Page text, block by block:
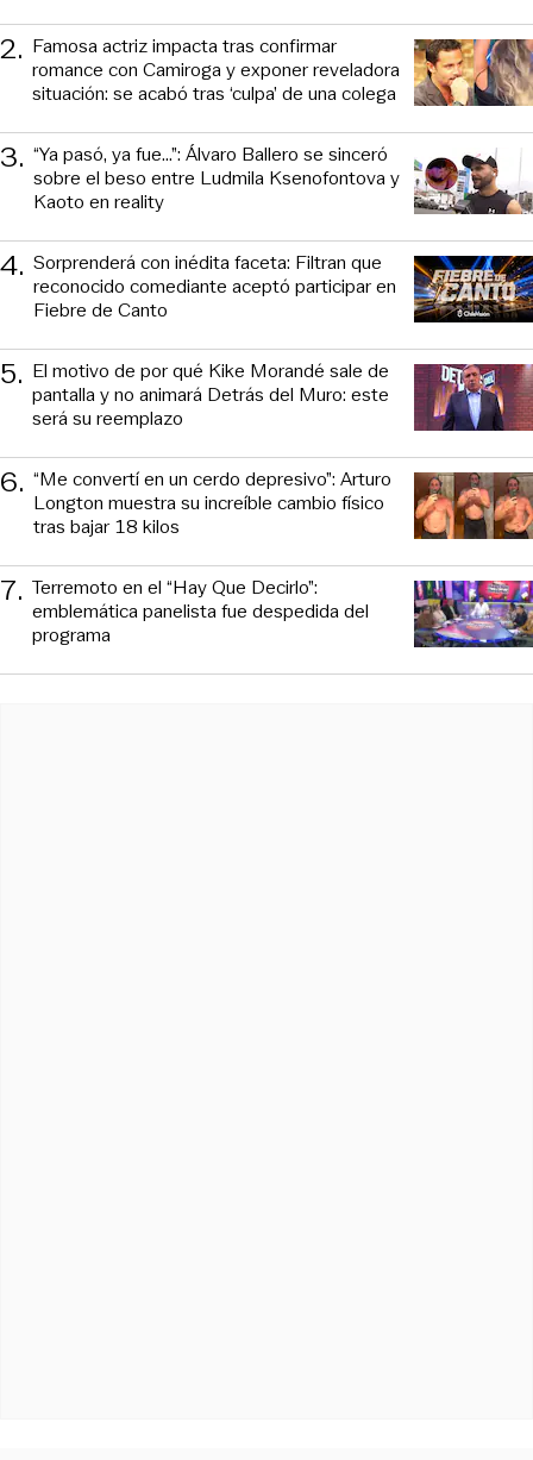
2. Famosa actriz impacta tras confirmar
romance con Camiroga y exponer reveladora
situación: se acabó tras ‘culpa’ de una colega
3. “Ya pasó, ya fue...”: Álvaro Ballero se sinceró
sobre el beso entre Ludmila Ksenofontova y
Kaoto en reality
4. Sorprenderá con inédita faceta: Filtran que
reconocido comediante aceptó participar en
Fiebre de Canto
5. El motivo de por qué Kike Morandé sale de
pantalla y no animará Detrás del Muro: este
será su reemplazo
6. “Me convertí en un cerdo depresivo”: Arturo
Longton muestra su increíble cambio físico
tras bajar 18 kilos
7. Terremoto en el “Hay Que Decirlo”:
emblemática panelista fue despedida del
programa